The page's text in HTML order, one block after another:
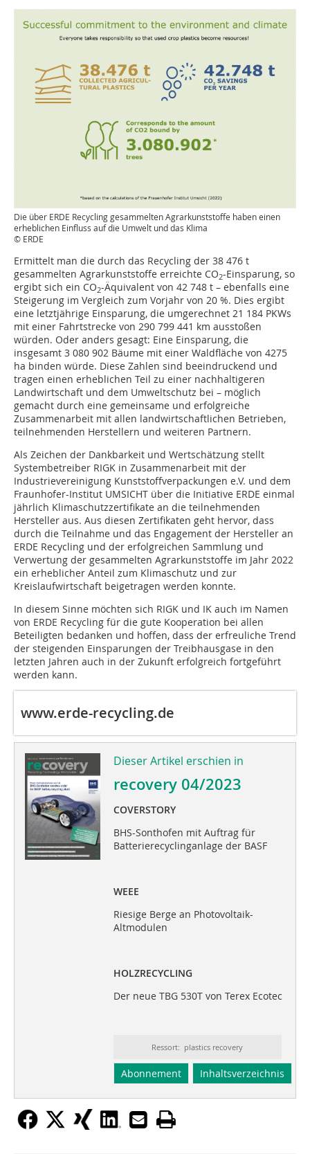
Die über ERDE Recycling gesammelten Agrarkunststoffe haben einen
erheblichen Einfluss auf die Umwelt und das Klima
© ERDE
Ermittelt man die durch das Recycling der 38 476 t
gesammelten Agrarkunststoffe erreichte CO2-Einsparung, so
ergibt sich ein CO2-Äquivalent von 42 748 t – ebenfalls eine
Steigerung im Vergleich zum Vorjahr von 20 %. Dies ergibt
eine letztjährige Einsparung, die umgerechnet 21 184 PKWs
mit einer Fahrtstrecke von 290 799 441 km ausstoßen
würden. Oder anders gesagt: Eine Einsparung, die
insgesamt 3 080 902 Bäume mit einer Waldfläche von 4275
ha binden würde. Diese Zahlen sind beeindruckend und
tragen einen erheblichen Teil zu einer nachhaltigeren
Landwirtschaft und dem Umweltschutz bei – möglich
gemacht durch eine gemeinsame und erfolgreiche
Zusammenarbeit mit allen landwirtschaftlichen Betrieben,
teilnehmenden Herstellern und weiteren Partnern.
Als Zeichen der Dankbarkeit und Wertschätzung stellt
Systembetreiber RIGK in Zusammenarbeit mit der
Industrievereinigung Kunststoffverpackungen e.V. und dem
Fraunhofer-Institut UMSICHT über die Initiative ERDE einmal
jährlich Klimaschutzzertifikate an die teilnehmenden
Hersteller aus. Aus diesen Zertifikaten geht hervor, dass
durch die Teilnahme und das Engagement der Hersteller an
ERDE Recycling und der erfolgreichen Sammlung und
Verwertung der gesammelten Agrarkunststoffe im Jahr 2022
ein erheblicher Anteil zum Klimaschutz und zur
Kreislaufwirtschaft beigetragen werden konnte.
In diesem Sinne möchten sich RIGK und IK auch im Namen
von ERDE Recycling für die gute Kooperation bei allen
Beteiligten bedanken und hoffen, dass der erfreuliche Trend
der steigenden Einsparungen der Treibhausgase in den
letzten Jahren auch in der Zukunft erfolgreich fortgeführt
werden kann.
www.erde-recycling.de
Dieser Artikel erschien in
recovery 04/2023
COVERSTORY
BHS-Sonthofen mit Auftrag für
Batterierecyclinganlage der BASF
WEEE
Riesige Berge an Photovoltaik-
Altmodulen
HOLZRECYCLING
Der neue TBG 530T von Terex Ecotec
Ressort: plastics recovery
Abonnement Inhaltsverzeichnis